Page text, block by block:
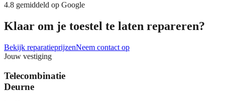
4.8 gemiddeld op Google
Klaar om je toestel te laten repareren?
Bekijk reparatieprijzenNeem contact op
Jouw vestiging
Telecombinatie
Deurne